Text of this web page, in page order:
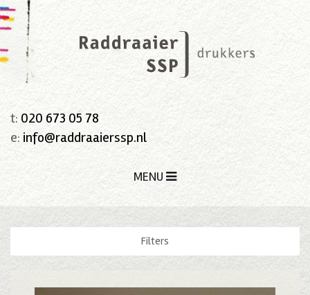
t: 020 673 05 78
e: info@raddraaierssp.nl
MENU
Filters